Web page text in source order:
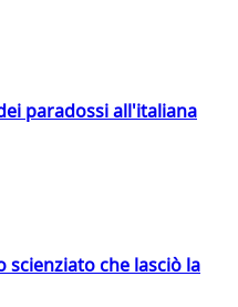
paradossi all'italiana
scienziato che lasciò la